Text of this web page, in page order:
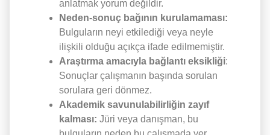
anlatmak yorum değildir.
Neden-sonuç bağının kurulamaması:
Bulguların neyi etkilediği veya neyle
ilişkili olduğu açıkça ifade edilmemiştir.
Araştırma amacıyla bağlantı eksikliği:
Sonuçlar çalışmanın başında sorulan
sorulara geri dönmez.
Akademik savunulabilirliğin zayıf
kalması: Jüri veya danışman, bu